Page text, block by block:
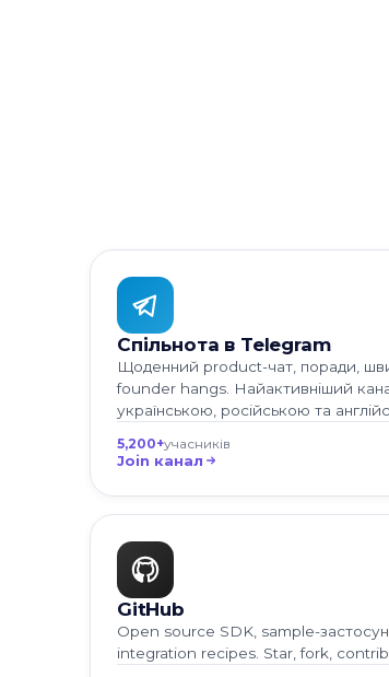
Спільнота в Telegram
Щоденний product-чат, поради,
founder hangs. Найактивніший
українською, російською та
5,200+учасників
Join канал
GitHub
Open source SDK, sample-
integration recipes. Star, fork,